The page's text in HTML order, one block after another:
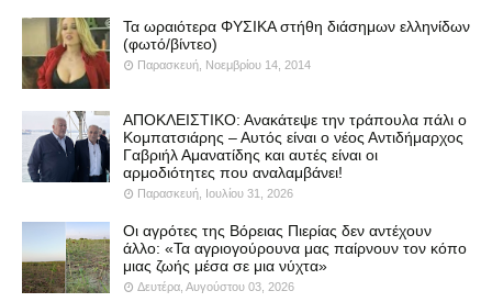
Τα ωραιότερα ΦΥΣΙΚΑ στήθη διάσημων ελληνίδων
(φωτό/βίντεο)
Παρασκευή, Νοεμβρίου 14, 2014
ΑΠΟΚΛΕΙΣΤΙΚΟ: Ανακάτεψε την τράπουλα πάλι ο
Κομπατσιάρης – Αυτός είναι ο νέος Αντιδήμαρχος
Γαβριήλ Αμανατίδης και αυτές είναι οι
αρμοδιότητες που αναλαμβάνει!
Παρασκευή, Ιουλίου 31, 2026
Οι αγρότες της Βόρειας Πιερίας δεν αντέχουν
άλλο: «Τα αγριογούρουνα μας παίρνουν τον κόπο
μιας ζωής μέσα σε μια νύχτα»
Δευτέρα, Αυγούστου 03, 2026